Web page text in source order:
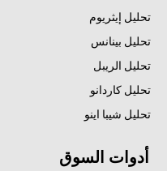
تحليل إيثريوم
تحليل بينانس
تحليل الريبل
تحليل كاردانو
تحليل شيبا اينو
أدوات السوق